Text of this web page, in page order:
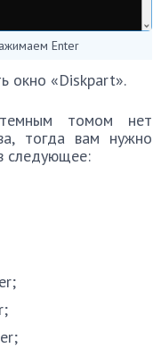
Enter
окно «Diskpart».
томом нет
тогда вам нужно
следующее: